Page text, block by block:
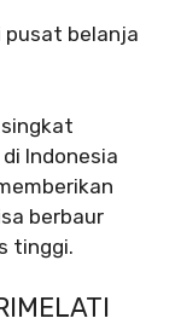
pusat belanja
Indonesia
berbaur
tinggi.